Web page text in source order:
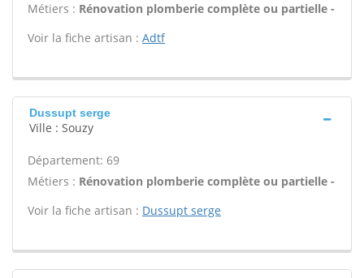
Métiers : Rénovation plomberie complète ou partielle -
Voir la fiche artisan : Adtf
Dussupt serge
Ville : Souzy
Département: 69
Métiers : Rénovation plomberie complète ou partielle -
Voir la fiche artisan : Dussupt serge